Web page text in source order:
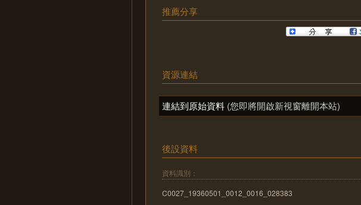
推薦分享
資源連結
連結到原始資料 (您即將開啟新視窗離開本站)
後設資料
資料識別：
C0027_19360501_0012_0016_028383